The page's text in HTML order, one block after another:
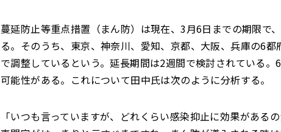
蔓延防止等重点措置（まん防）は現在、3月6日までの期限で
る。そのうち、東京、神奈川、愛知、京都、大阪、兵庫の6
で調整しているという。延長期間は2週間で検討されている。
可能性がある。これについて田中氏は次のように分析する。
「いつも言っていますが、どれくらい感染抑止に効果がある